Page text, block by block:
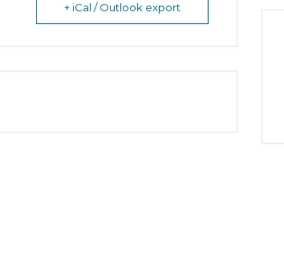
+ iCal / Outlook export